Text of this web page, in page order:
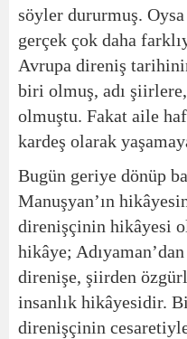
söyler dururmuş.
gerçek çok daha
Avrupa direniş
biri olmuş, adı
olmuştu. Fakat aile
kardeş olarak
Bugün geriye dönüp
Manuşyan’ın
direnişçinin hikâyesi
hikâye;
direnişe, şiirden
insanlık hikâyesidir.
direnişçinin